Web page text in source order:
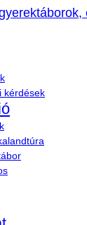
kérdések